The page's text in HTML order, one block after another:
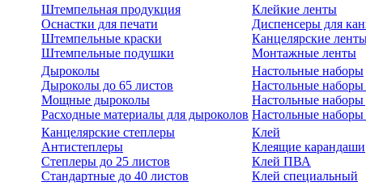
Штемпельная продукция
Оснастки для печати
Штемпельные краски
Штемпельные подушки
Клейкие ленты
Диспенсеры для
Канцелярские
Монтажные ленты
Дыроколы
Дыроколы до 65 листов
Мощные дыроколы
Расходные материалы для дыроколов
Настольные наборы
Настольные наборы
Настольные наборы
Настольные
Канцелярские степлеры
Антистеплеры
Степлеры до 25 листов
Стандартные до 40 листов
Клей
Клеящие карандаши
Клей ПВА
Клей специальный